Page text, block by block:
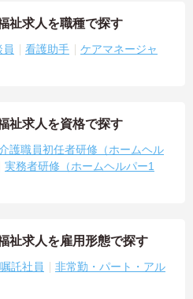
祉求人を職種で探す
看護助手
ケアマネージャ
祉求人を資格で探す
護職員初任者研修（ホームヘル
実務者研修（ホームヘルパー1
祉求人を雇用形態で探す
託社員
非常勤・パート・アル